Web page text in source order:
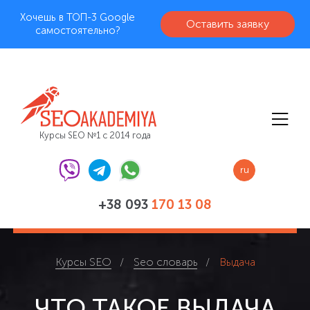
Хочешь в ТОП-3 Google
самостоятельно?
Оставить заявку
Курсы SEO №1 с 2014 года
+38 093 170 13 08
ru
Курсы SEO Seo словарь Выдача